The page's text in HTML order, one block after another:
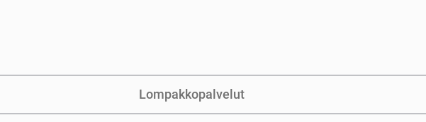
Lompakkopalvelut